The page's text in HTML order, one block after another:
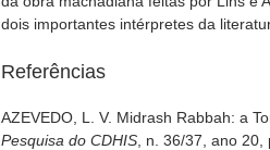
dois importantes intérpretes da
Referências
AZEVEDO, L. V. Midrash Rabbah: a
Pesquisa do CDHIS , n. 36/37, ano